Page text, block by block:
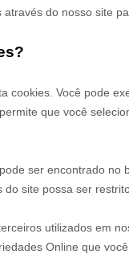
através do nosso site
cookies. Você pode
que você
ser encontrado
site possa ser
utilizados em
Online que